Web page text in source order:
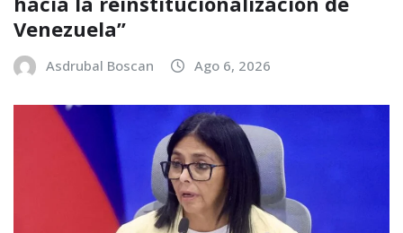
Venezuela”
Asdrubal Boscan Ago 6, 2026